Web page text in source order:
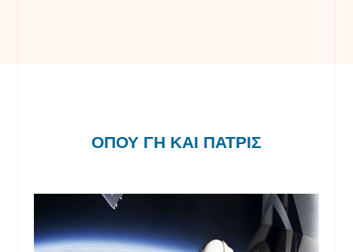
ΟΠΟΥ ΓΗ ΚΑΙ ΠΑΤΡΙΣ